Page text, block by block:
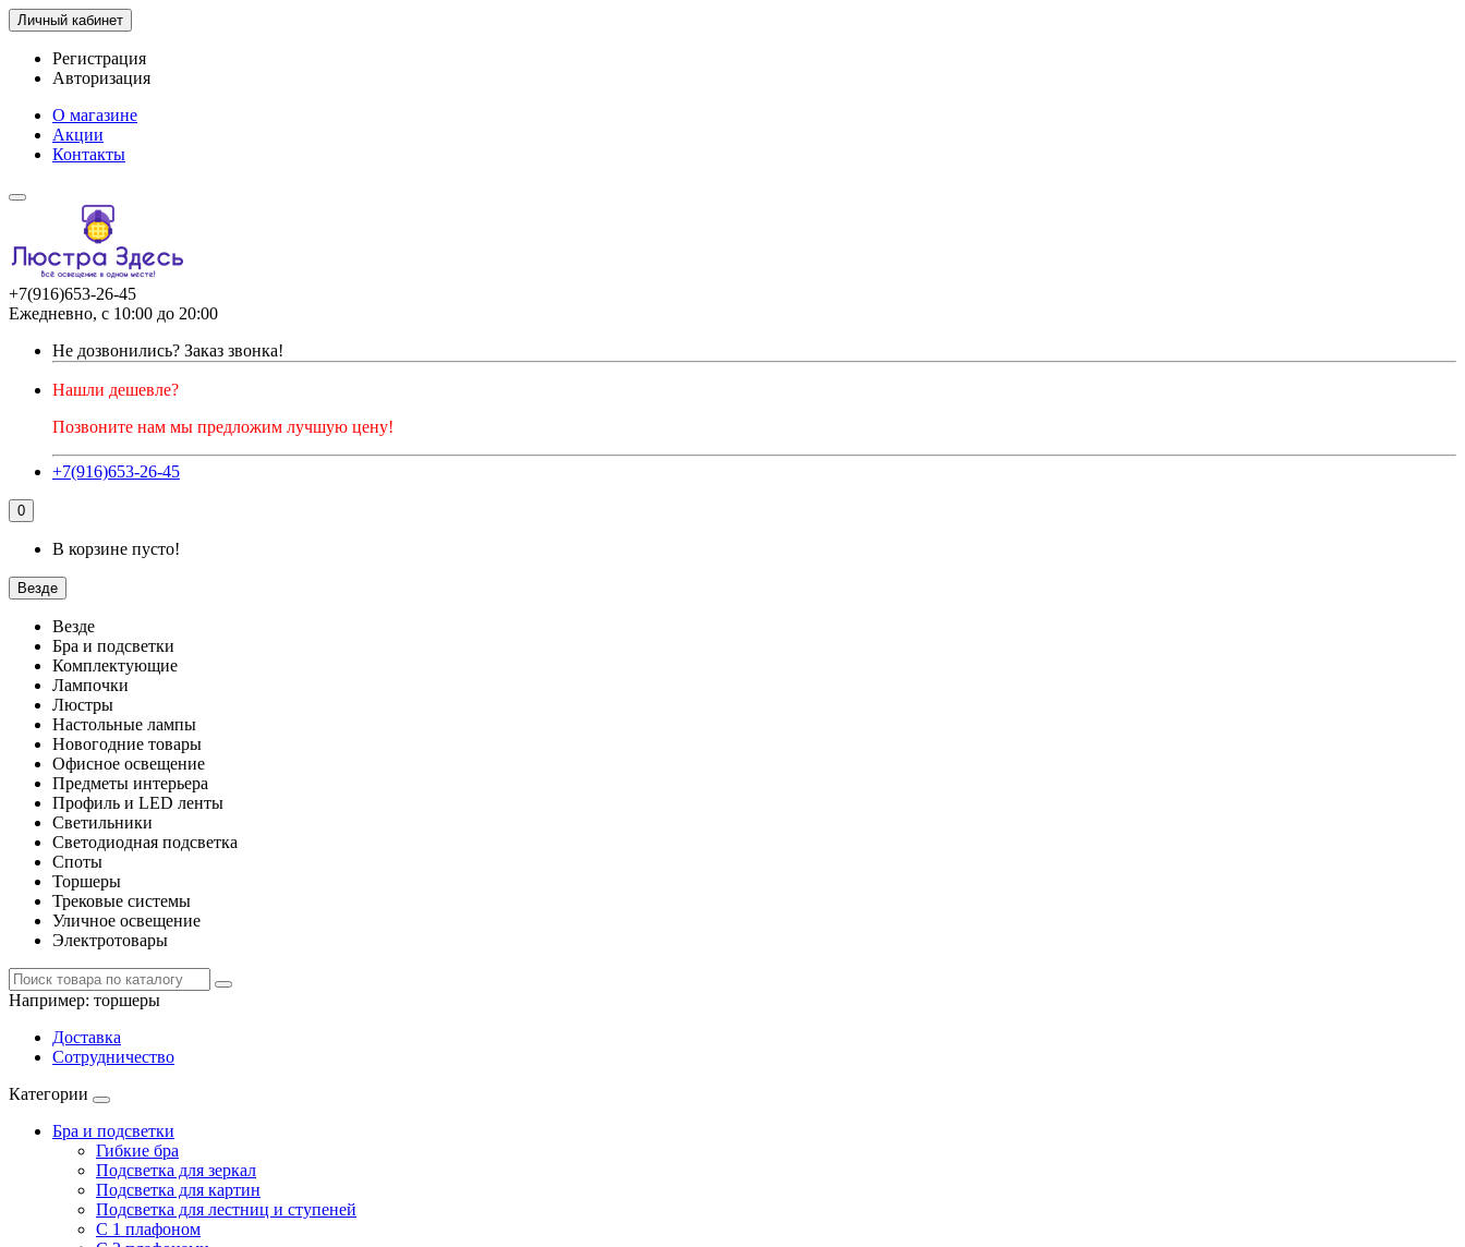
Личный кабинет
Регистрация
Авторизация
О магазине
Акции
Контакты
+7(916)653-26-45
Ежедневно, с 10:00 до 20:00
Не дозвонились? Заказ звонка!
Нашли дешевле?
Позвоните нам мы предложим лучшую цену!
+7(916)653-26-45
0
В корзине пусто!
Везде
Везде
Бра и подсветки
Комплектующие
Лампочки
Люстры
Настольные лампы
Новогодние товары
Офисное освещение
Предметы интерьера
Профиль и LED ленты
Светильники
Светодиодная подсветка
Споты
Торшеры
Трековые системы
Уличное освещение
Электротовары
Например: торшеры
Доставка
Сотрудничество
Категории
Бра и подсветки
Гибкие бра
Подсветка для зеркал
Подсветка для картин
Подсветка для лестниц и ступеней
С 1 плафоном